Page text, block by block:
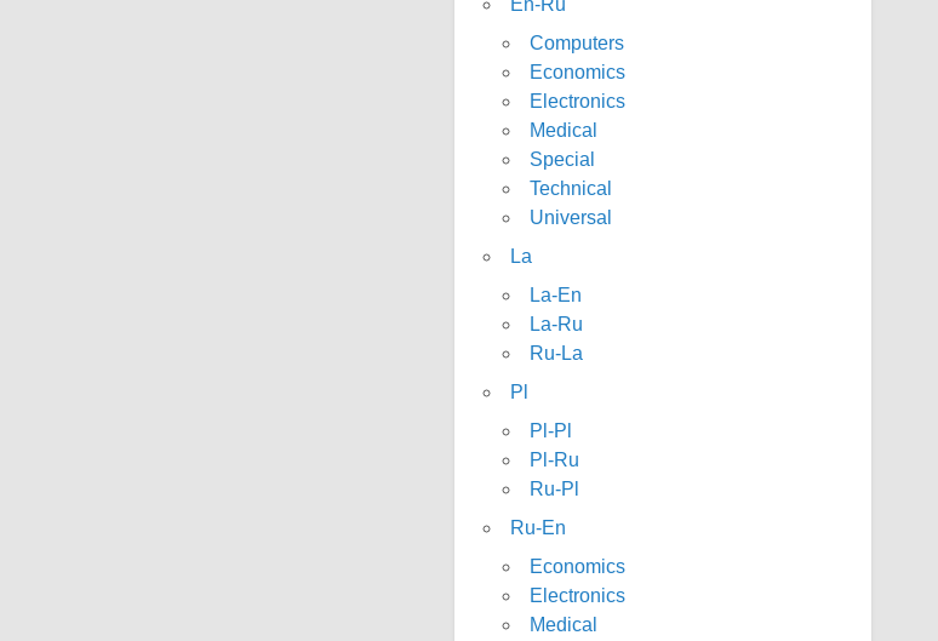
Computers
Economics
Electronics
Medical
Special
Technical
Universal
La
La-En
La-Ru
Ru-La
Pl
Pl-Pl
Pl-Ru
Ru-Pl
Ru-En
Economics
Electronics
Medical